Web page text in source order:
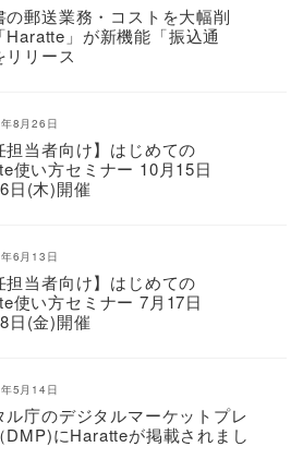
の郵送業務・コストを大幅削
Haratte」が新機能「振込通
リリース
8月26日
担当者向け】はじめての
使い方セミナー 10月15日
日(木)開催
6月13日
担当者向け】はじめての
使い方セミナー 7月17日
日(金)開催
5月14日
ル庁のデジタルマーケットプレ
DMP)にHaratteが掲載されまし